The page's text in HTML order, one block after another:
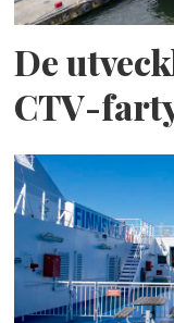
De
CTV-